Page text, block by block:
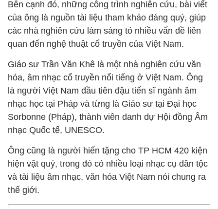
Bên cạnh đó, những công trình nghiên cứu, bài viết
của ông là nguồn tài liệu tham khảo đáng quý, giúp
các nhà nghiên cứu làm sáng tỏ nhiều vấn đề liên
quan đến nghệ thuật cổ truyền của Việt Nam.
Giáo sư Trần Văn Khê là một nhà nghiên cứu văn
hóa, âm nhạc cổ truyền nổi tiếng ở Việt Nam. Ông
là người Việt Nam đầu tiên đậu tiến sĩ ngành âm
nhạc học tại Pháp và từng là Giáo sư tại Đại học
Sorbonne (Pháp), thành viên danh dự Hội đồng Âm
nhạc Quốc tế, UNESCO.
Ông cũng là người hiến tặng cho TP HCM 420 kiện
hiện vật quý, trong đó có nhiều loại nhạc cụ dân tộc
và tài liệu âm nhạc, văn hóa Việt Nam nói chung ra
thế giới.